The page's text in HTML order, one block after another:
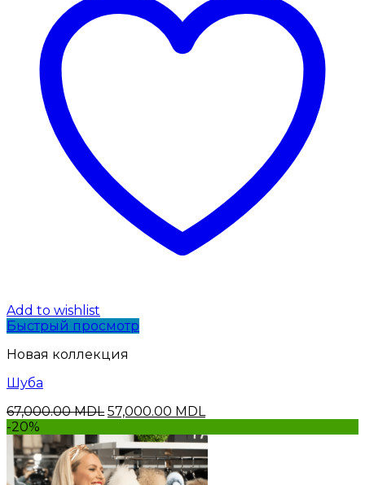
Add to wishlist
Быстрый просмотр
Новая коллекция
Шуба
67,000.00MDL Первоначальная
составляла
67,000.00 MDL.
57,000.00 MDL
57,000.00 MDL.
-20%